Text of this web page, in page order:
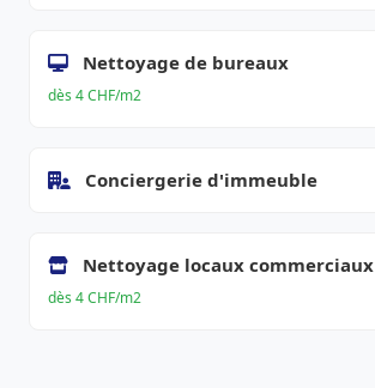
Nettoyage de bureaux
dès 4 CHF/m2
Conciergerie d'immeuble
Nettoyage locaux commerciaux
dès 4 CHF/m2